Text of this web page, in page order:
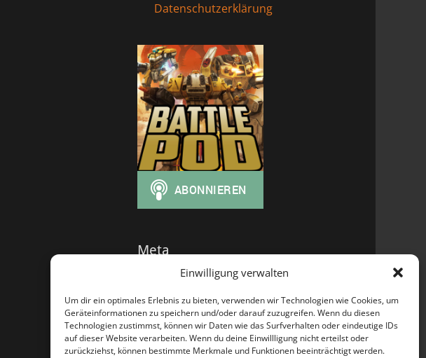
Einwilligung verwalten
Um dir ein optimales Erlebnis zu bieten, verwenden wir Technologien wie Cookies, um
Geräteinformationen zu speichern und/oder darauf zuzugreifen. Wenn du diesen
Technologien zustimmst, können wir Daten wie das Surfverhalten oder eindeutige IDs
auf dieser Website verarbeiten. Wenn du deine Einwillligung nicht erteilst oder
zurückziehst, können bestimmte Merkmale und Funktionen beeinträchtigt werden.
Datenschutzerklärung
Meta
Anmelden
Kommentar-Feed
WordPress.org